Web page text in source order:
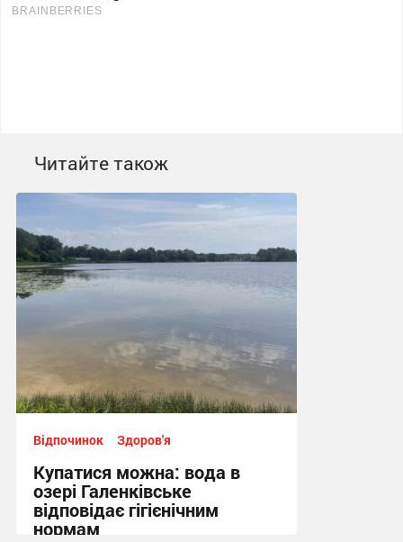
Читайте також
Відпочинок Здоров'я
Купатися можна: вода в
озері Галенківське
відповідає гігієнічним
нормам